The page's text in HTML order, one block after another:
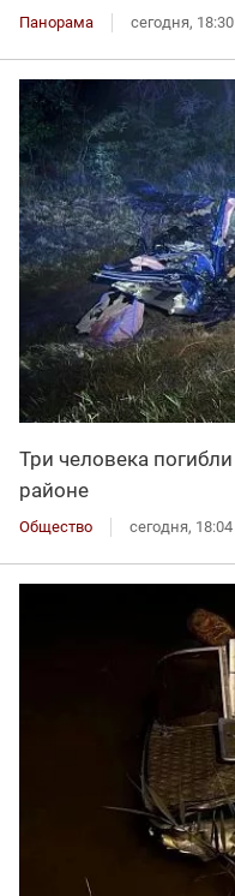
Панорама сегодня, 18:30
Три человека
районе
Общество сегодня, 18:04